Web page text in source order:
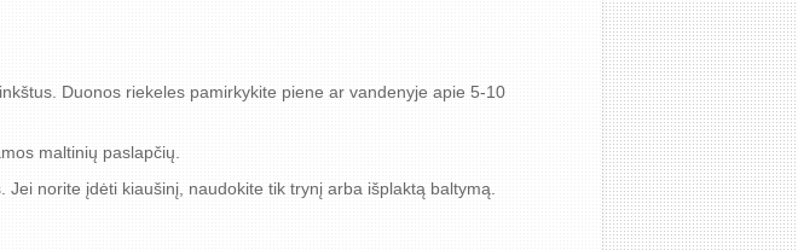
Duonos riekeles pamirkykite piene ar vandenyje apie 5-10
maltinių paslapčių.
norite įdėti kiaušinį, naudokite tik trynį arba išplaktą baltymą.